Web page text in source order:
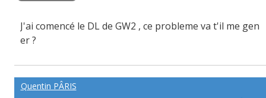
J'ai comencé le DL de GW2 , ce probleme va t'il me gen
er ?
Quentin PÂRIS